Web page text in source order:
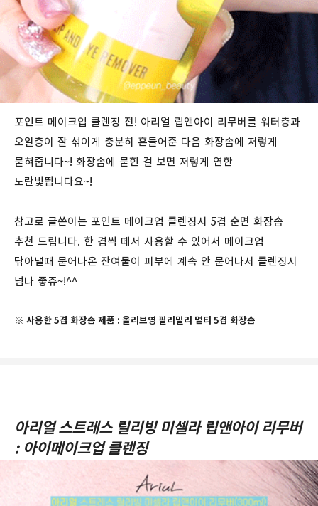
포인트 메이크업 클렌징 전! 아리얼 립앤아이 리무버를 워터층과
오일층이 잘 섞이게 충분히 흔들어준 다음 화장솜에 저렇게
묻혀줍니다~! 화장솜에 묻힌 걸 보면 저렇게 연한
노란빛띕니다요~!
참고로 글쓴이는 포인트 메이크업 클렌징시 5겹 순면 화장솜
추천 드립니다. 한 겹씩 떼서 사용할 수 있어서 메이크업
닦아낼때 묻어나온 잔여물이 피부에 계속 안 묻어나서 클렌징시
넘나 좋쥬~!^^
※ 사용한 5겹 화장솜 제품 : 올리브영 필리밀리 멀티 5겹 화장솜
아리얼 스트레스 릴리빙 미셀라 립앤아이 리무버
: 아이메이크업 클렌징